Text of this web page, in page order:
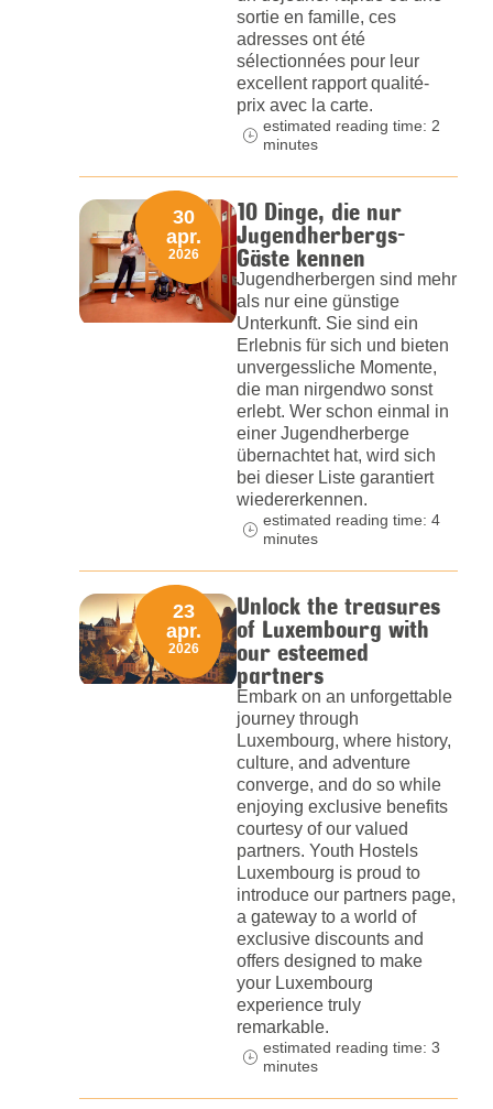
sortie en famille, ces
adresses ont été
sélectionnées pour leur
excellent rapport qualité-
prix avec la carte.
estimated reading time: 2
minutes
10 Dinge, die nur
Jugendherbergs-
Gäste kennen
Jugendherbergen sind mehr
als nur eine günstige
Unterkunft. Sie sind ein
Erlebnis für sich und bieten
unvergessliche Momente,
die man nirgendwo sonst
erlebt. Wer schon einmal in
einer Jugendherberge
übernachtet hat, wird sich
bei dieser Liste garantiert
wiedererkennen.
30
apr.
2026
estimated reading time: 4
minutes
Unlock the treasures
of Luxembourg with
our esteemed
partners
Embark on an unforgettable
journey through
Luxembourg, where history,
culture, and adventure
converge, and do so while
enjoying exclusive benefits
courtesy of our valued
partners. Youth Hostels
Luxembourg is proud to
introduce our partners page,
a gateway to a world of
exclusive discounts and
offers designed to make
your Luxembourg
experience truly
remarkable.
23
apr.
2026
estimated reading time: 3
minutes